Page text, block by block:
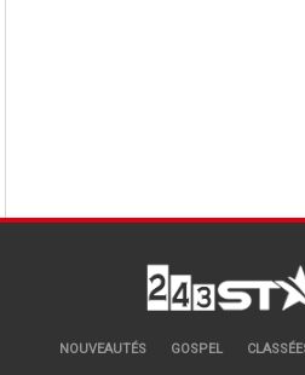
NOUVEAUTÉS GOSPEL